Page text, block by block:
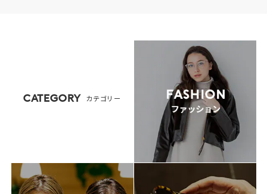
CATEGORY カテゴリー